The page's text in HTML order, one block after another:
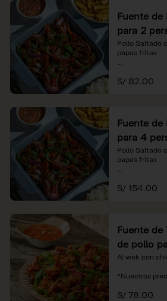
Fuente de
para 2
Pollo Saltado
papas fritas
*Nuestros
soles e
S/ 82.00
Fuente de
para 4
Pollo Saltado
papas fritas
*Nuestros
soles e
S/ 154.00
Fuente de
de pollo
Al wok con
*Nuestros
recargo al
S/ 78.00